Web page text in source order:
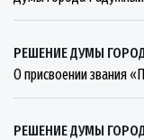
РЕШЕНИЕ ДУМЫ
О присвоении звания
РЕШЕНИЕ ДУМЫ